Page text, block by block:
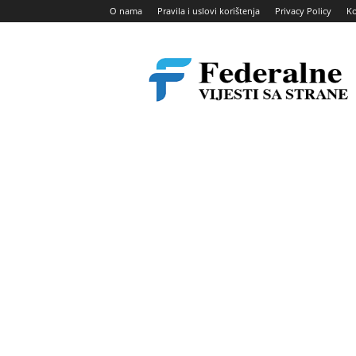
O nama Pravila i uslovi korištenja Privacy Policy
vijesti